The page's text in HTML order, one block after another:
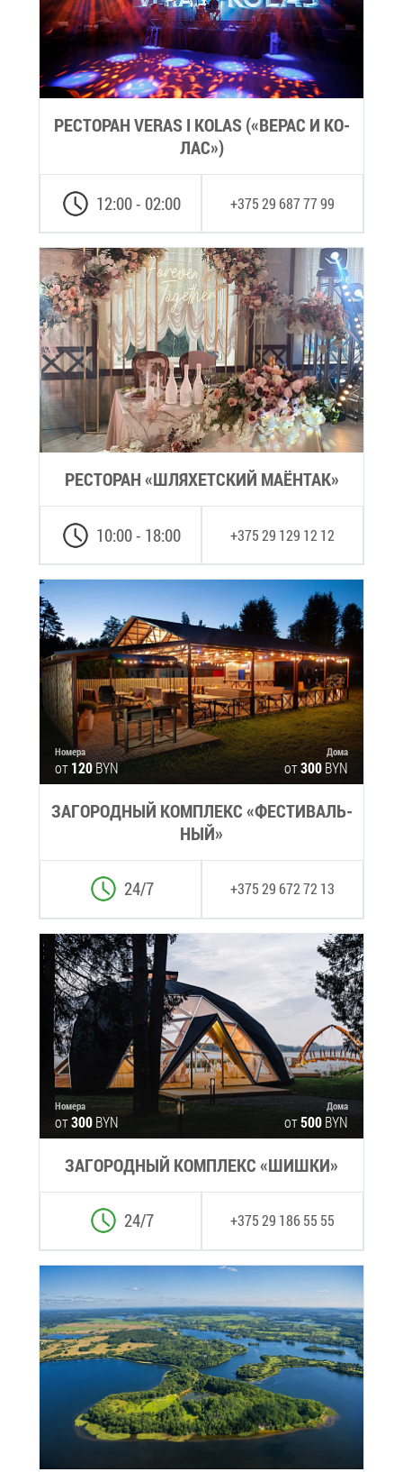
РЕ­СТО­РАН VERAS I KOLAS («ВЕ­РАС И КО­
ЛАС»)
+375 29 687 77 99
12:00 - 02:00
РЕ­СТО­РАН «ШЛЯ­ХЕТ­СКИЙ МА­ЁН­ТАК»
+375 29 129 12 12
10:00 - 18:00
Но­ме­ра
от120BYN
До­ма
от300BYN
ЗА­ГО­РОД­НЫЙ КОМ­ПЛЕКС «ФЕ­СТИ­ВАЛЬ­
НЫЙ»
+375 29 672 72 13
24/7
Но­ме­ра
от300BYN
До­ма
от500BYN
ЗА­ГО­РОД­НЫЙ КОМ­ПЛЕКС «ШИШ­КИ»
+375 29 186 55 55
24/7